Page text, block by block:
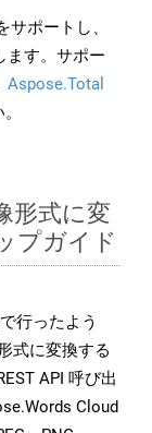
ポートし、
ます。サポー
Aspose.Total
形式に変
プガイド
行ったよう
式に変換する
API 呼び出
Cloud